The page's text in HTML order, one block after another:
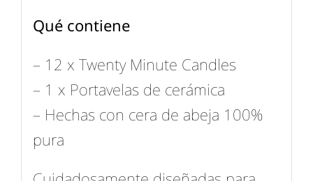
Qué contiene
– 12 x Twenty Minute Candles
– 1 x Portavelas de cerámica
– Hechas con cera de abeja 100%
pura